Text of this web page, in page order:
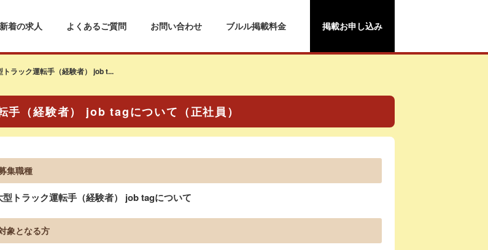
新着の求人 よくあるご質問 お問い合わせ ブルル掲載料金 掲載お申し込み
トラック運転手（経験者） job t...
手（経験者） job tagについて（正社員）
集職種
型トラック運転手（経験者） job tagについて
象となる方